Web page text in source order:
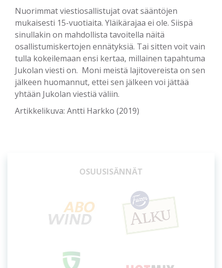
Nuorimmat viestiosallistujat ovat sääntöjen
mukaisesti 15-vuotiaita. Yläikärajaa ei ole. Siispä
sinullakin on mahdollista tavoitella näitä
osallistumiskertojen ennätyksiä. Tai sitten voit vain
tulla kokeilemaan ensi kertaa, millainen tapahtuma
Jukolan viesti on. Moni meistä lajitovereista on sen
jälkeen huomannut, ettei sen jälkeen voi jättää
yhtään Jukolan viestiä väliin.
Artikkelikuva: Antti Harkko (2019)
OSUUSISÄNNÄT